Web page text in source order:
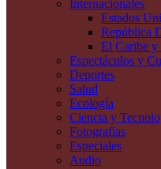
Internacionales
Estados
República
El Caribe y
Espectáculos y
Deportes
Salud
Ecología
Ciencia y
Fotografías
Especiales
Audio